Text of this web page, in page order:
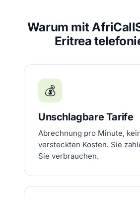
Warum mit
Eritrea
💰
Unschlagbare Tarife
Abrechnung pro Minute,
versteckten Kosten. Sie
Sie verbrauchen.